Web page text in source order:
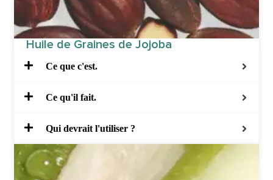
Huile de Graines de Jojoba
Ce que c'est.
Ce qu'il fait.
Qui devrait l'utiliser ?